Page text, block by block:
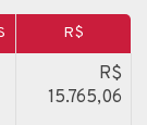
R$
R$
15.765,06